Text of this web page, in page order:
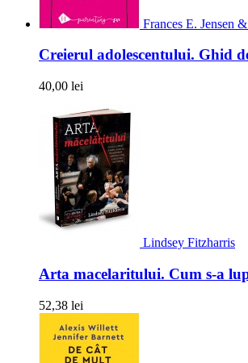
Frances E. Jensen
Creierul adolescentului. Ghid
40,00 lei
Lindsey Fitzharris
Arta macelaritului. Cum s-a
52,38 lei